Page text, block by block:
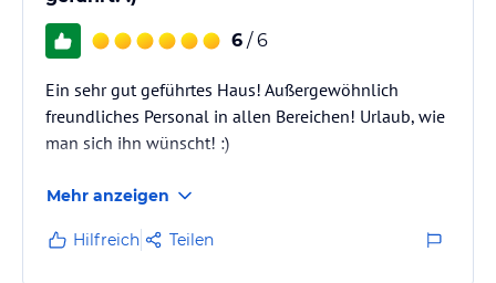
6 / 6
Ein sehr gut geführtes Haus! Außergewöhnlich
freundliches Personal in allen Bereichen! Urlaub, wie
man sich ihn wünscht! :)
Mehr anzeigen
Hilfreich Teilen